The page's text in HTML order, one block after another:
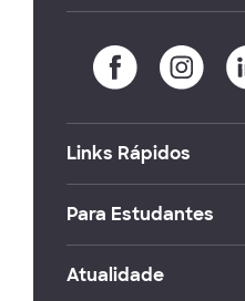
Links Rápidos
Para Estudantes
Atualidade